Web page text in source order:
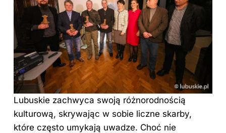
Lubuskie zachwyca swoją różnorodnością
kulturową, skrywając w sobie liczne skarby,
które często umykają uwadze. Choć nie